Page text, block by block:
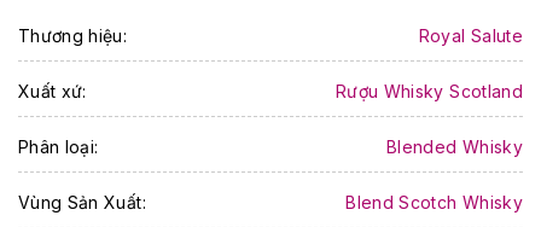
Thương hiệu: Royal Salute
Xuất xứ: Rượu Whisky Scotland
Phân loại: Blended Whisky
Vùng Sản Xuất: Blend Scotch Whisky